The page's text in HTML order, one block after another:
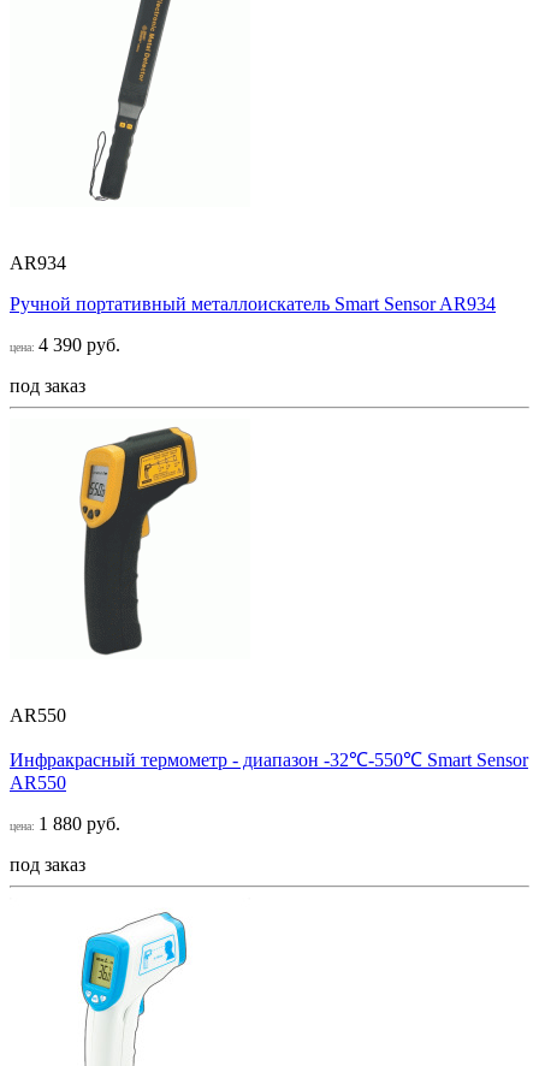
AR934
Ручной портативный металлоискатель Smart Sensor AR934
цена: 4 390 руб.
под заказ
AR550
Инфракрасный термометр - диапазон -32℃-550℃ Smart Sensor
AR550
цена: 1 880 руб.
под заказ